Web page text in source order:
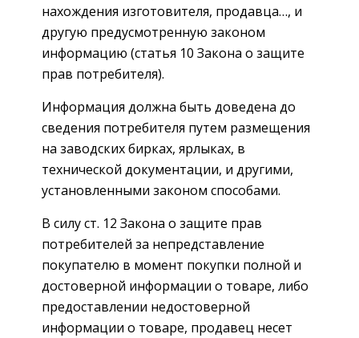
нахождения изготовителя, продавца…, и
другую предусмотренную законом
информацию (статья 10 Закона о защите
прав потребителя).
Информация должна быть доведена до
сведения потребителя путем размещения
на заводских бирках, ярлыках, в
технической документации, и другими,
установленными законом способами.
В силу ст. 12 Закона о защите прав
потребителей за непредставление
покупателю в момент покупки полной и
достоверной информации о товаре, либо
предоставлении недостоверной
информации о товаре, продавец несет